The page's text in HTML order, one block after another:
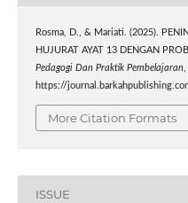
Rosma, D., & Mariati. (2025).
HUJURAT AYAT 13 DENGAN
Pedagogi Dan Praktik Pembelajaran,
https://
More Citation Formats
ISSUE